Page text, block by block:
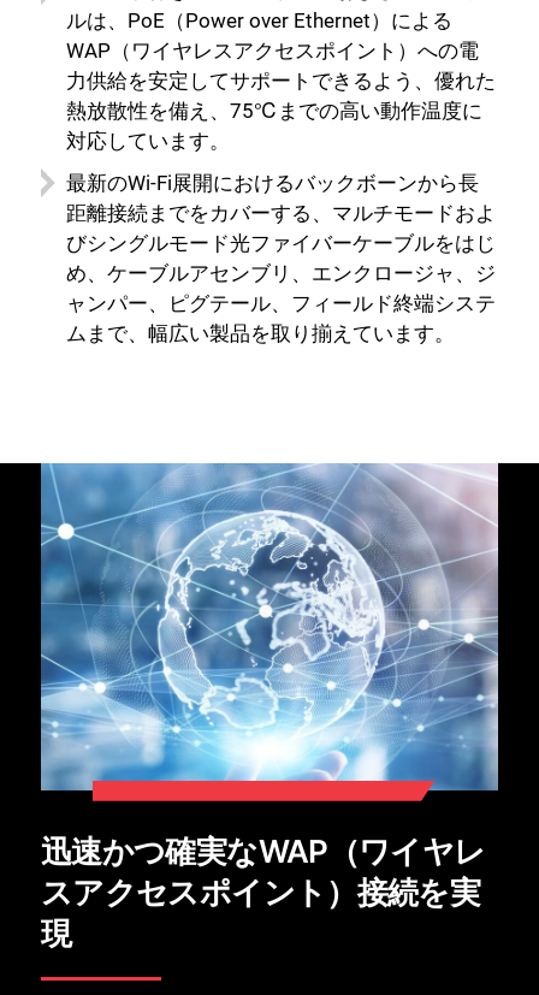
ルは、PoE（Power over Ethernet）による
WAP（ワイヤレスアクセスポイント）への電
力供給を安定してサポートできるよう、優れた
熱放散性を備え、75℃までの高い動作温度に
対応しています。
最新のWi-Fi展開におけるバックボーンから長
距離接続までをカバーする、マルチモードおよ
びシングルモード光ファイバーケーブルをはじ
め、ケーブルアセンブリ、エンクロージャ、ジ
ャンパー、ピグテール、フィールド終端システ
ムまで、幅広い製品を取り揃えています。
迅速かつ確実なWAP（ワイヤレ
スアクセスポイント）接続を実
現